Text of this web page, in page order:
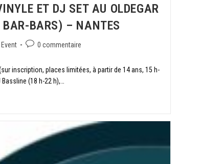
ET DJ SET AU OLDEGAR
BAR-BARS) – NANTES
Event 0 commentaire
inscription, places limitées, à partir de 14 ans, 15 h-
(18 h-22 h),…